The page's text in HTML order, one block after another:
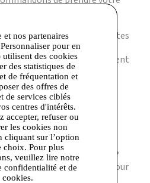
cette combinaison en toutes
légère convient parfaitement
et peut être associée à
à entretenir ?
se lave à 40 degrés en
sans perdre sa forme.
dispose-t-elle de poches ?
de poches discrètes pour
et nos partenaires
pour en
utilisent des cookies
des statistiques de
de fréquentation et
des offres de
de services ciblés
centres d'intérêts.
accepter, refuser ou
les cookies non
cliquant sur l’option
choix. Pour plus
veuillez lire notre
confidentialité et de
cookies.